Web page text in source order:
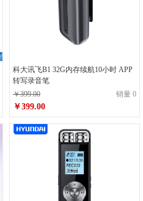
科大讯飞B1 32G内存续航10小时 APP
转写录音笔
￥399.00
销量 0
￥399.00